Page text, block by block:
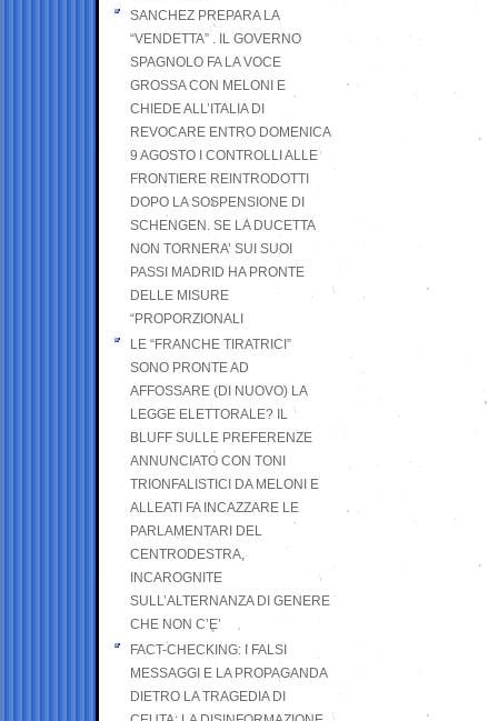
SANCHEZ PREPARA LA
“VENDETTA” . IL GOVERNO
SPAGNOLO FA LA VOCE
GROSSA CON MELONI E
CHIEDE ALL’ITALIA DI
REVOCARE ENTRO DOMENICA
9 AGOSTO I CONTROLLI ALLE
FRONTIERE REINTRODOTTI
DOPO LA SOSPENSIONE DI
SCHENGEN. SE LA DUCETTA
NON TORNERA’ SUI SUOI
PASSI MADRID HA PRONTE
DELLE MISURE
“PROPORZIONALI
LE “FRANCHE TIRATRICI”
SONO PRONTE AD
AFFOSSARE (DI NUOVO) LA
LEGGE ELETTORALE? IL
BLUFF SULLE PREFERENZE
ANNUNCIATO CON TONI
TRIONFALISTICI DA MELONI E
ALLEATI FA INCAZZARE LE
PARLAMENTARI DEL
CENTRODESTRA,
INCAROGNITE
SULL’ALTERNANZA DI GENERE
CHE NON C’E’
FACT-CHECKING: I FALSI
MESSAGGI E LA PROPAGANDA
DIETRO LA TRAGEDIA DI